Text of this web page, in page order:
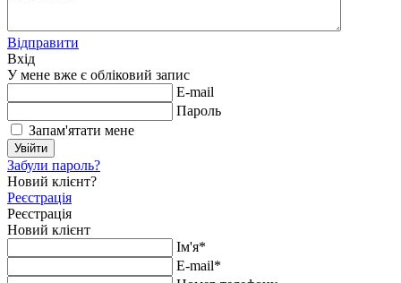
Відправити
Вхід
У мене вже є обліковий запис
E-mail
Пароль
Запам'ятати мене
Увійти
Забули пароль?
Новий клієнт?
Реєстрація
Реєстрація
Новий клієнт
Ім'я*
E-mail*